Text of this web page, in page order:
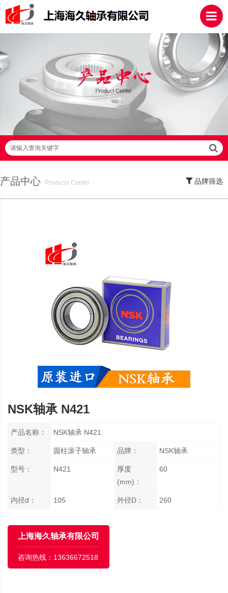
请输入查询关键字
产品中心
Products Center
品牌筛选
NSK轴承 N421
产品名称： NSK轴承 N421
类型： 圆柱滚子轴承 品牌： NSK轴承
型号： N421
厚度
(mm)：
60
内径d： 105 外径D： 260
上海海久轴承有限公司
咨询热线： 13636672518